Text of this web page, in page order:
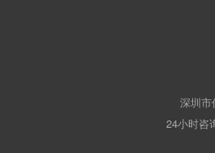
深圳
24小时咨